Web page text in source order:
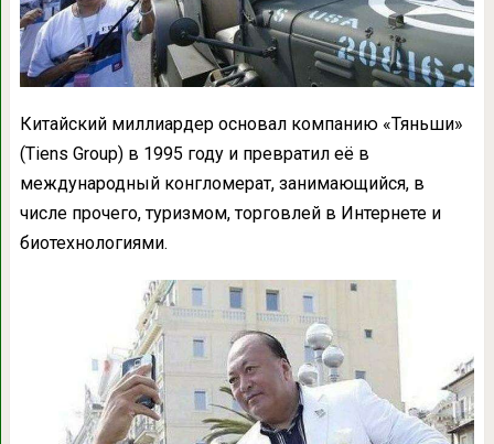
Китайский миллиардер основал компанию «Тяньши»
(Tiens Group) в 1995 году и превратил её в
международный конгломерат, занимающийся, в
числе прочего, туризмом, торговлей в Интернете и
биотехнологиями.